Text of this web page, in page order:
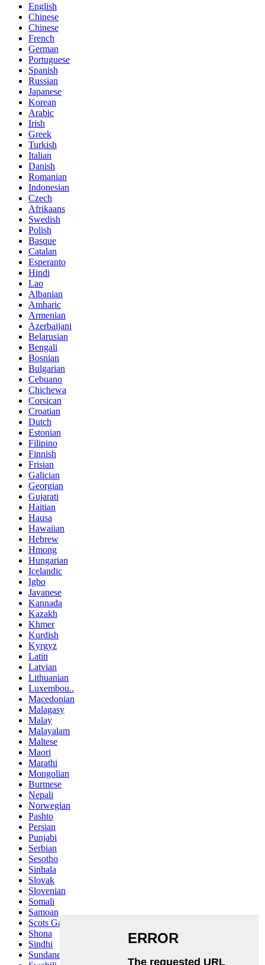
English
Chinese
Chinese
French
German
Portuguese
Spanish
Russian
Japanese
Korean
Arabic
Irish
Greek
Turkish
Italian
Danish
Romanian
Indonesian
Czech
Afrikaans
Swedish
Polish
Basque
Catalan
Esperanto
Hindi
Lao
Albanian
Amharic
Armenian
Azerbaijani
Belarusian
Bengali
Bosnian
Bulgarian
Cebuano
Chichewa
Corsican
Croatian
Dutch
Estonian
Filipino
Finnish
Frisian
Galician
Georgian
Gujarati
Haitian
Hausa
Hawaiian
Hebrew
Hmong
Hungarian
Icelandic
Igbo
Javanese
Kannada
Kazakh
Khmer
Kurdish
Kyrgyz
Latin
Latvian
Lithuanian
Luxembou..
Macedonian
Malagasy
Malay
Malayalam
Maltese
Maori
Marathi
Mongolian
Burmese
Nepali
Norwegian
Pashto
Persian
Punjabi
Serbian
Sesotho
Sinhala
Slovak
Slovenian
Somali
Samoan
Scots Gaelic
Shona
Sindhi
Sundanese